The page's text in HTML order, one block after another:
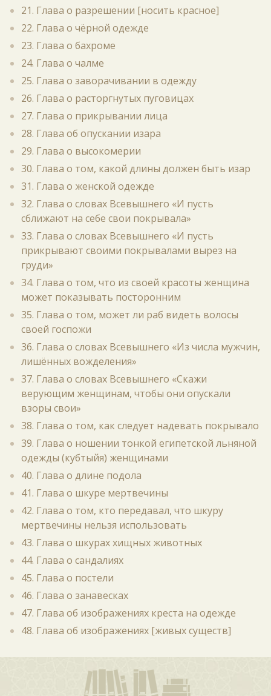
21. Глава о разрешении [носить красное]
22. Глава о чёрной одежде
23. Глава о бахроме
24. Глава о чалме
25. Глава о заворачивании в одежду
26. Глава о расторгнутых пуговицах
27. Глава о прикрывании лица
28. Глава об опускании изара
29. Глава о высокомерии
30. Глава о том, какой длины должен быть изар
31. Глава о женской одежде
32. Глава о словах Всевышнего «И пусть
сближают на себе свои покрывала»
33. Глава о словах Всевышнего «И пусть
прикрывают своими покрывалами вырез на
груди»
34. Глава о том, что из своей красоты женщина
может показывать посторонним
35. Глава о том, может ли раб видеть волосы
своей госпожи
36. Глава о словах Всевышнего «Из числа мужчин,
лишённых вожделения»
37. Глава о словах Всевышнего «Скажи
верующим женщинам, чтобы они опускали
взоры свои»
38. Глава о том, как следует надевать покрывало
39. Глава о ношении тонкой египетской льняной
одежды (кубтыйя) женщинами
40. Глава о длине подола
41. Глава о шкуре мертвечины
42. Глава о том, кто передавал, что шкуру
мертвечины нельзя использовать
43. Глава о шкурах хищных животных
44. Глава о сандалиях
45. Глава о постели
46. Глава о занавесках
47. Глава об изображениях креста на одежде
48. Глава об изображениях [живых существ]